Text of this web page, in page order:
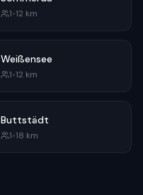
1•12 km
Weißensee
1•12 km
Buttstädt
1•18 km